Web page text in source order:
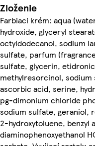
Zloženie
Farbiaci krém: aqua
hydroxide, glyceryl
octyldodecanol, sodium
sulfate, parfum
sulfate, glycerin,
methylresorcinol,
ascorbic acid, serine,
pg-dimonium chloride
sodium sulfate, geraniol,
2-hydroxytoluene, benzyl
diaminophenoxyethanol